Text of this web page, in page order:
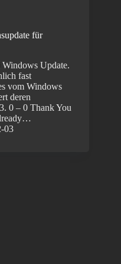
für
Update.
fast
vom Windows
deren
0 – 0 Thank You
03